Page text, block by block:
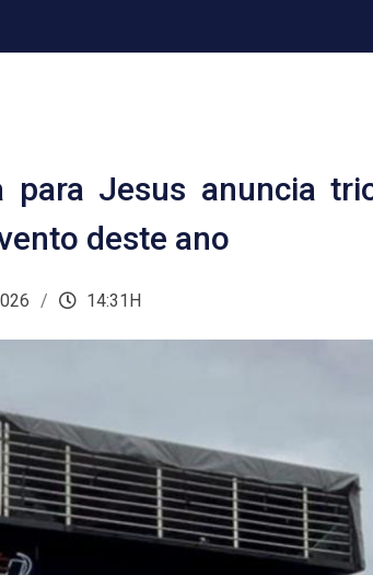
para Jesus anuncia
deste ano
14:31H